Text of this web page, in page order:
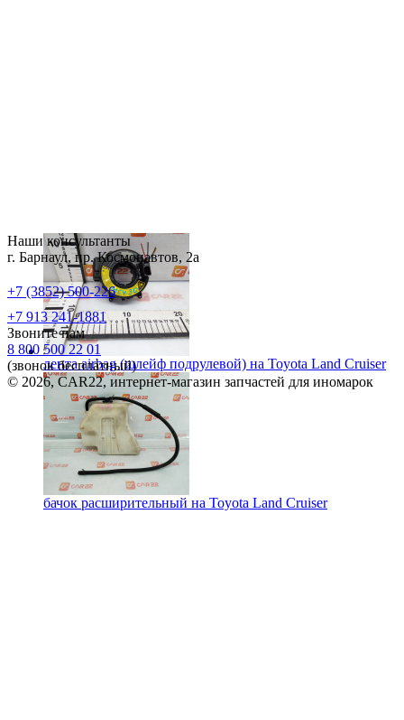
лента airbag (шлейф подрулевой) на Toyota Land Cruiser
бачок расширительный на Toyota Land Cruiser
Наши консультанты
г. Барнаул, пр. Космонавтов, 2а
+7 (3852) 500-226
+7 913 241-1881
Звоните нам
8 800 500 22 01
(звонок бесплатный)
© 2026, CAR22, интернет-магазин запчастей для иномарок